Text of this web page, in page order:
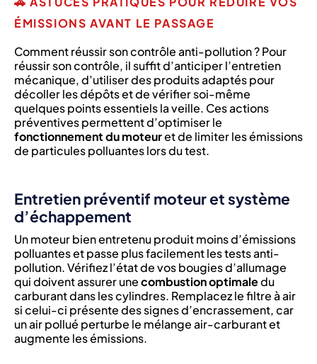
ÉMISSIONS AVANT LE PASSAGE
Comment réussir son contrôle anti-pollution ? Pour
réussir son contrôle, il suffit d’anticiper l’entretien
mécanique, d’utiliser des produits adaptés pour
décoller les dépôts et de vérifier soi-même
quelques points essentiels la veille. Ces actions
préventives permettent d’optimiser le
fonctionnement du moteuret de limiter les émissions
de particules polluantes lors du test.
Entretien préventif moteur et système
d’échappement
Un moteur bien entretenu produit moins d’émissions
polluantes et passe plus facilement les tests anti-
pollution. Vérifiez l’état de vos bougies d’allumage
qui doivent assurer unecombustion optimaledu
carburant dans les cylindres. Remplacez le filtre à air
si celui-ci présente des signes d’encrassement, car
un air pollué perturbe le mélange air-carburant et
augmente les émissions.